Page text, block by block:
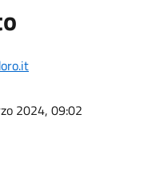
2024, 09:02